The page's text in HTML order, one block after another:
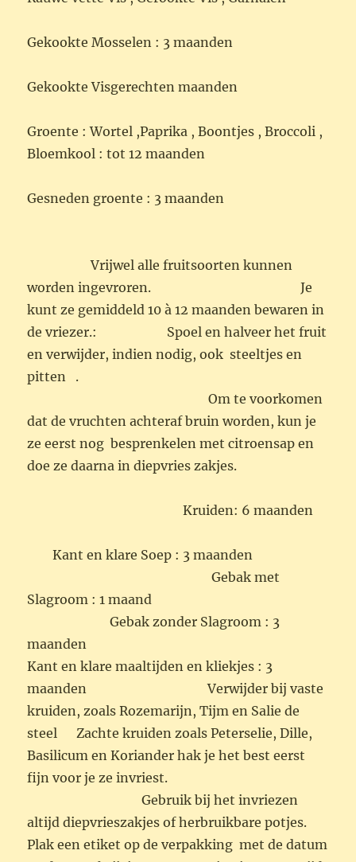
Gekookte Mosselen : 3 maanden
Gekookte Visgerechten maanden
Groente : Wortel ,Paprika , Boontjes , Broccoli ,
Bloemkool : tot 12 maanden
Gesneden groente : 3 maanden
Vrijwel alle fruitsoorten kunnen
worden ingevroren. Je
kunt ze gemiddeld 10 à 12 maanden bewaren in
de vriezer.: Spoel en halveer het fruit
en verwijder, indien nodig, ook steeltjes en
pitten .
Om te voorkomen
dat de vruchten achteraf bruin worden, kun je
ze eerst nog besprenkelen met citroensap en
doe ze daarna in diepvries zakjes.
Kruiden: 6 maanden
Kant en klare Soep : 3 maanden
Gebak met
Slagroom : 1 maand
Gebak zonder Slagroom : 3
maanden
Kant en klare maaltijden en kliekjes : 3
maanden Verwijder bij vaste
kruiden, zoals Rozemarijn, Tijm en Salie de
steel Zachte kruiden zoals Peterselie, Dille,
Basilicum en Koriander hak je het best eerst
fijn voor je ze invriest.
Gebruik bij het invriezen
altijd diepvrieszakjes of herbruikbare potjes.
Plak een etiket op de verpakking met de datum